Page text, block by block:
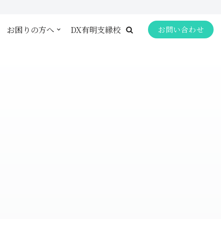
お困りの方へ DX有明支縁校 お問い合わせ